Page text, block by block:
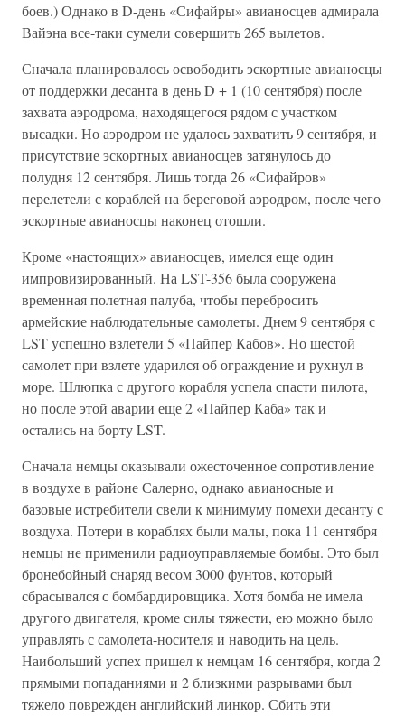
боев.) Однако в D-день «Сифайры» авианосцев адмирала
Вайэна все-таки сумели совершить 265 вылетов.
Сначала планировалось освободить эскортные авианосцы
от поддержки десанта в день D + 1 (10 сентября) после
захвата аэродрома, находящегося рядом с участком
высадки. Но аэродром не удалось захватить 9 сентября, и
присутствие эскортных авианосцев затянулось до
полудня 12 сентября. Лишь тогда 26 «Сифайров»
перелетели с кораблей на береговой аэродром, после чего
эскортные авианосцы наконец отошли.
Кроме «настоящих» авианосцев, имелся еще один
импровизированный. На LST-356 была сооружена
временная полетная палуба, чтобы перебросить
армейские наблюдательные самолеты. Днем 9 сентября с
LST успешно взлетели 5 «Пайпер Кабов». Но шестой
самолет при взлете ударился об ограждение и рухнул в
море. Шлюпка с другого корабля успела спасти пилота,
но после этой аварии еще 2 «Пайпер Каба» так и
остались на борту LST.
Сначала немцы оказывали ожесточенное сопротивление
в воздухе в районе Салерно, однако авианосные и
базовые истребители свели к минимуму помехи десанту с
воздуха. Потери в кораблях были малы, пока 11 сентября
немцы не применили радиоуправляемые бомбы. Это был
бронебойный снаряд весом 3000 фунтов, который
сбрасывался с бомбардировщика. Хотя бомба не имела
другого двигателя, кроме силы тяжести, ею можно было
управлять с самолета-носителя и наводить на цель.
Наибольший успех пришел к немцам 16 сентября, когда 2
прямыми попаданиями и 2 близкими разрывами был
тяжело поврежден английский линкор. Сбить эти